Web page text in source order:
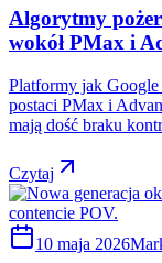
Algorytmy
wokół PMax i
Platformy jak
postaci PMax i
mają dość braku
Czytaj
10 maja 2026